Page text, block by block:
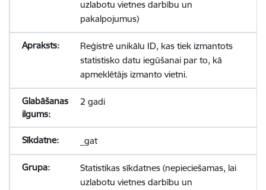
uzlabotu vietnes darbību un
pakalpojumus)
Reģistrē unikālu ID, kas tiek izmantots
statistisko datu iegūšanai par to, kā
apmeklētājs izmanto vietni.
2 gadi
_gat
Statistikas sīkdatnes (nepieciešamas, lai
uzlabotu vietnes darbību un